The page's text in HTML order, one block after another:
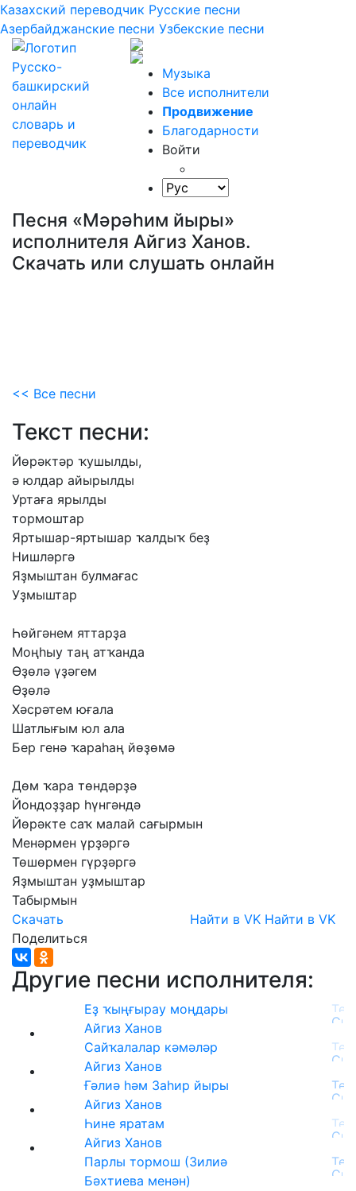
Казахский переводчик Русские песни
Азербайджанские песни Узбекские песни
Музыка
Все исполнители
Продвижение
Благодарности
Войти
Песня «Мәрәһим йыры»
исполнителя Айгиз Ханов.
Скачать или слушать онлайн
<< Все песни
Текст песни:
Йөрәктәр ҡушылды,
ә юлдар айырылды
Уртаға ярылды
тормоштар
Яртышар-яртышар ҡалдыҡ беҙ
Нишләргә
Яҙмыштан булмағас
Уҙмыштар
Һөйгәнем яттарҙа
Моңһыу таң атҡанда
Өҙөлә үҙәгем
Өҙөлә
Хәсрәтем юғала
Шатлығым юл ала
Бер генә ҡараһаң йөҙөмә
Дөм ҡара төндәрҙә
Йондоҙҙар һүнгәндә
Йөрәкте саҡ малай сағырмын
Менәрмен үрҙәргә
Төшөрмен гүрҙәргә
Яҙмыштан уҙмыштар
Табырмын
Скачать
Найти в VK Найти в VK
Поделиться
Другие песни исполнителя:
Еҙ ҡыңғырау моңдары
Айгиз Ханов
Сайҡалалар кәмәләр
Айгиз Ханов
Ғәлиә һәм Заһир йыры
Айгиз Ханов
Һине яратам
Айгиз Ханов
Парлы тормош (Зилиә
Бәхтиева менән)